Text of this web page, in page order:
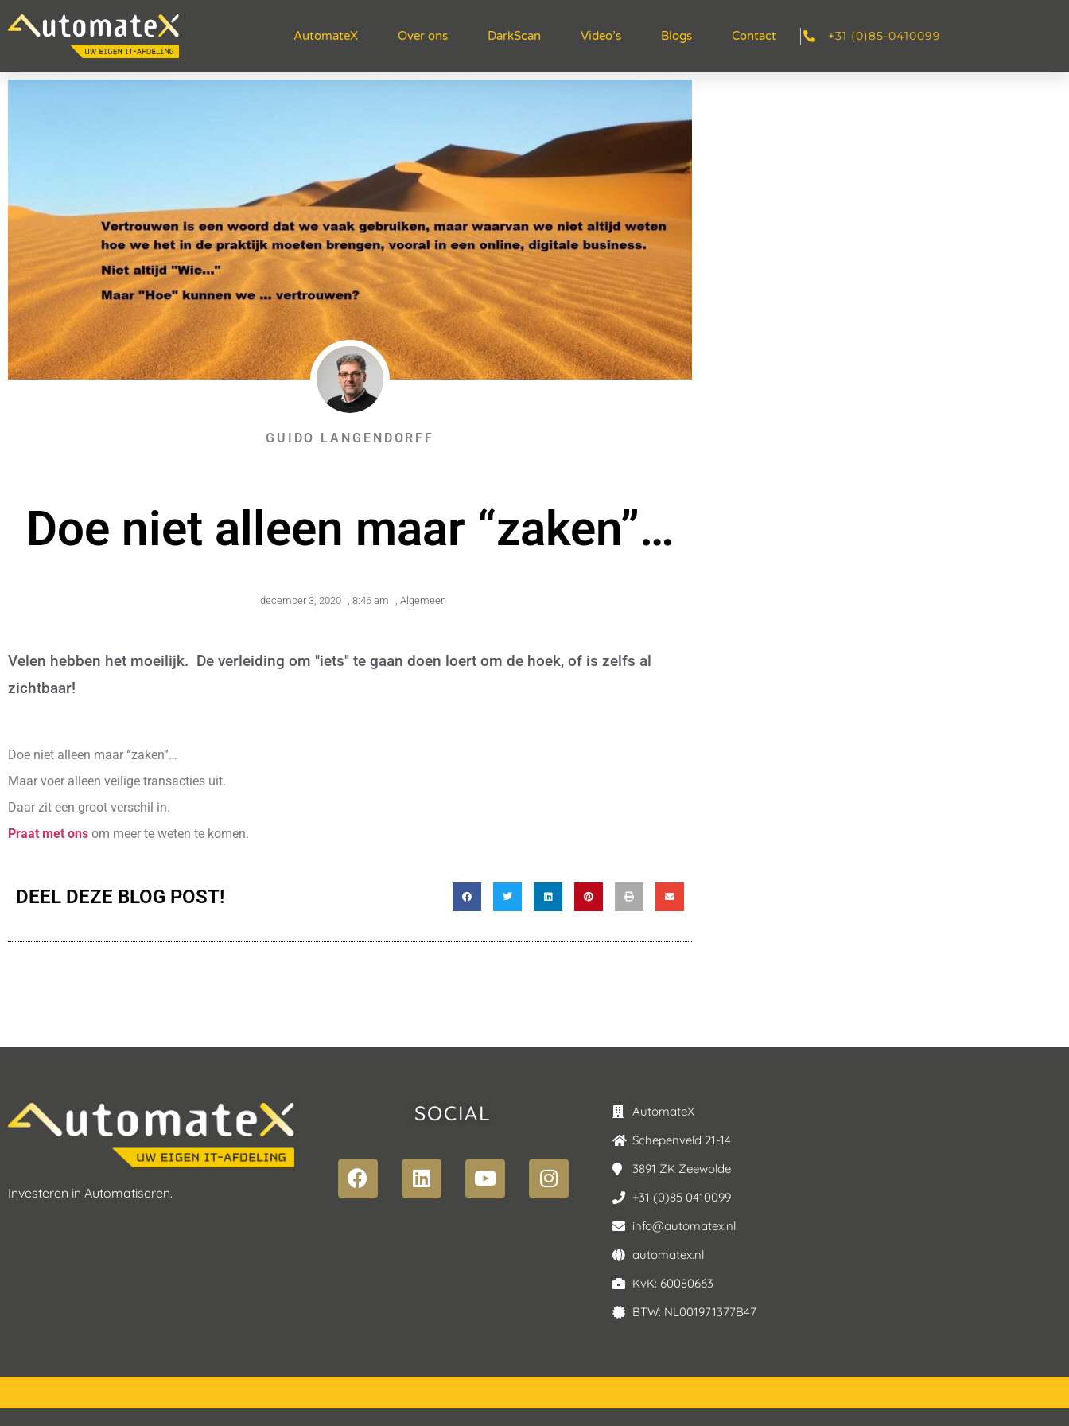
AutomateX Over ons DarkScan Video’s Blogs Contact +31 (0)85-0410099
GUIDO LANGENDORFF
Doe niet alleen maar “zaken”…
december 3, 2020 , 8:46 am , Algemeen
Velen hebben het moeilijk. De verleiding om "iets" te gaan doen loert om de hoek, of is zelfs al
zichtbaar!
Doe niet alleen maar “zaken”…
Maar voer alleen veilige transacties uit.
Daar zit een groot verschil in.
Praat met ons om meer te weten te komen.
DEEL DEZE BLOG POST!
Investeren in Automatiseren.
SOCIAL
AutomateX
Schepenveld 21-14
3891 ZK Zeewolde
+31 (0)85 0410099
info@automatex.nl
automatex.nl
KvK: 60080663
BTW: NL001971377B47